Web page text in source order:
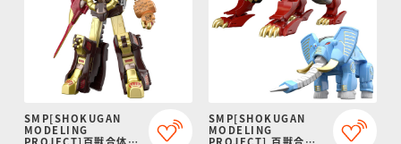
SMP[SHOKUGAN
MODELING
SMP[SHOKUGAN
MODELING